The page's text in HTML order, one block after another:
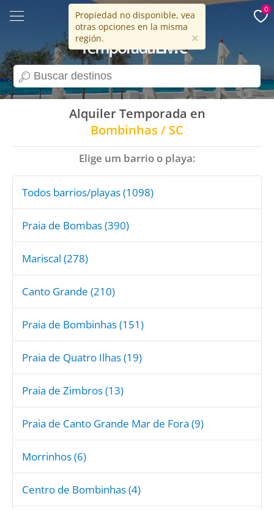
search
15 años
0
Propiedad no disponible, vea
otras opciones en la misma
región.
×
Alquiler Temporada en
Bombinhas / SC
Elige um barrio o playa:
Todos barrios/playas (1098)
Praia de Bombas (390)
Mariscal (278)
Canto Grande (210)
Praia de Bombinhas (151)
Praia de Quatro Ilhas (19)
Praia de Zimbros (13)
Praia de Canto Grande Mar de Fora (9)
Morrinhos (6)
Centro de Bombinhas (4)